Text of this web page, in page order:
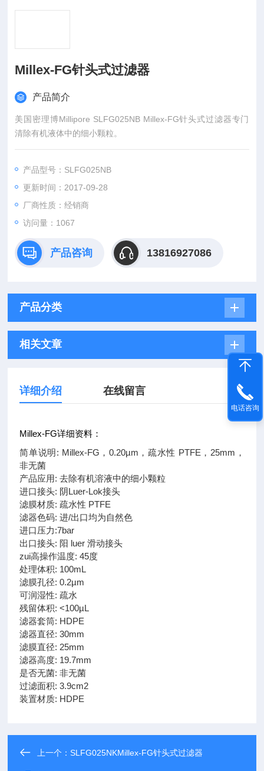
Millex-FG针头式过滤器
产品简介
美国密理博Millipore SLFG025NB Millex-FG针头式过滤器专门
清除有机液体中的细小颗粒。
产品型号：SLFG025NB
更新时间：2017-09-28
厂商性质：经销商
访问量：1067
产品咨询 13816927086
产品分类
相关文章
详细介绍 在线留言
Millex-FG详细资料：
简单说明: Millex-FG，0.20µm，疏水性 PTFE，25mm，
非无菌
产品应用: 去除有机溶液中的细小颗粒
进口接头: 阴Luer-Lok接头
滤膜材质: 疏水性 PTFE
滤器色码: 进/出口均为自然色
进口压力:7bar
出口接头: 阳 luer 滑动接头
zui高操作温度: 45度
处理体积: 100mL
滤膜孔径: 0.2µm
可润湿性: 疏水
残留体积: <100µL
滤器套筒: HDPE
滤器直径: 30mm
滤膜直径: 25mm
滤器高度: 19.7mm
是否无菌: 非无菌
过滤面积: 3.9cm2
装置材质: HDPE
上一个：SLFG025NKMillex-FG针头式过滤器
电话咨询